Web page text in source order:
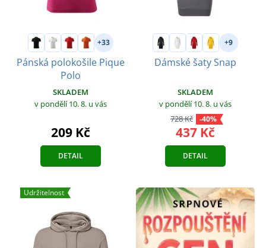
+33
Pánská polokošile Pique
Polo
SKLADEM
v pondělí 10. 8. u vás
209 Kč
DETAIL
+9
Dámské šaty Snap
SKLADEM
v pondělí 10. 8. u vás
728 Kč
-40%
437 Kč
DETAIL
Udržitelnost